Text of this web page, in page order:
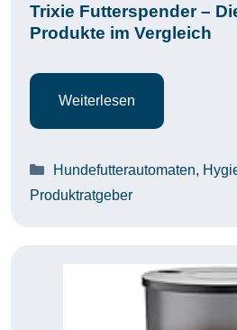
Trixie Futterspender –
Produkte im Vergleich
Weiterlesen
Kategorien
Hundefutterautomaten,
Produktratgeber